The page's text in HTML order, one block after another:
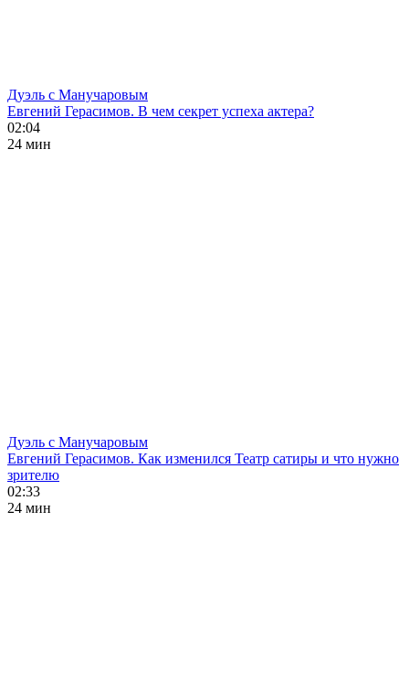
Дуэль с Манучаровым
Евгений Герасимов. В чем секрет успеха актера?
02:04
24 мин
Дуэль с Манучаровым
Евгений Герасимов. Как изменился Театр сатиры и что нужно
зрителю
02:33
24 мин